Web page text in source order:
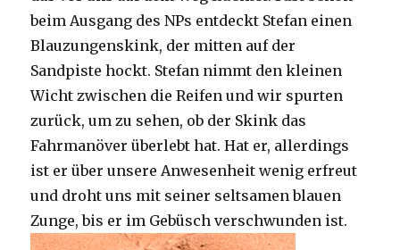
beim Ausgang des NPs entdeckt Stefan einen
Blauzungenskink, der mitten auf der
Sandpiste hockt. Stefan nimmt den kleinen
Wicht zwischen die Reifen und wir spurten
zurück, um zu sehen, ob der Skink das
Fahrmanöver überlebt hat. Hat er, allerdings
ist er über unsere Anwesenheit wenig erfreut
und droht uns mit seiner seltsamen blauen
Zunge, bis er im Gebüsch verschwunden ist.